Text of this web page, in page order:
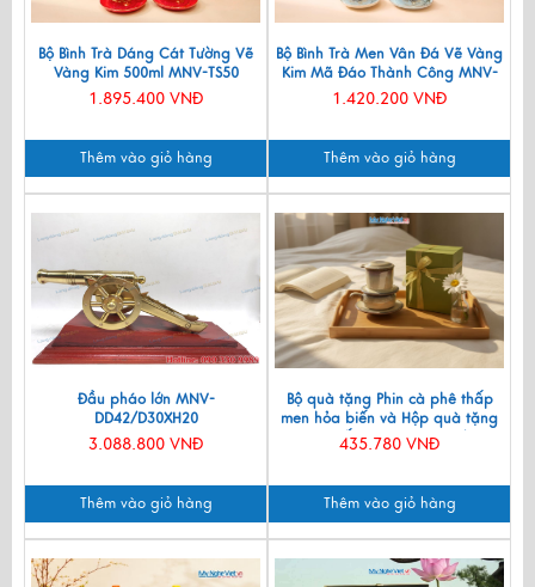
Bộ Bình Trà Dáng Cát Tường Vẽ
Vàng Kim 500ml MNV-TS50
1.895.400 VNĐ
Thêm vào giỏ hàng
Bộ Bình Trà Men Vân Đá Vẽ Vàng
Kim Mã Đáo Thành Công MNV-
BTV11
1.420.200 VNĐ
Thêm vào giỏ hàng
Đầu pháo lớn MNV-
DD42/D30XH20
3.088.800 VNĐ
Thêm vào giỏ hàng
Bộ quà tặng Phin cà phê thấp
men hỏa biến và Hộp quà tặng
cao cấp MNV-CFVH03/2
435.780 VNĐ
Thêm vào giỏ hàng